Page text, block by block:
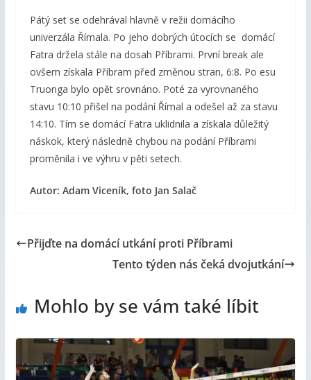
Pátý set se odehrával hlavně v režii domácího
univerzála Římala. Po jeho dobrých útocích se domácí
Fatra držela stále na dosah Příbrami. První break ale
ovšem získala Příbram před změnou stran, 6:8. Po esu
Truonga bylo opět srovnáno. Poté za vyrovnaného
stavu 10:10 přišel na podání Římal a odešel až za stavu
14:10. Tím se domácí Fatra uklidnila a získala důležitý
náskok, který následně chybou na podání Příbrami
proměnila i ve výhru v pěti setech.
Autor: Adam Viceník, foto Jan Salač
Přijďte na domácí utkání proti Příbrami
Tento týden nás čeká dvojutkání
Mohlo by se vám také líbit